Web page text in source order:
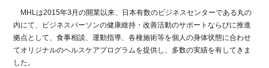
MHLは2015年3月の開業以来、日本有数のビジネスセンターである丸の
内にて、ビジネスパーソンの健康維持・改善活動のサポートならびに推進
拠点として、食事相談、運動指導、各種施術等を個人の身体状態に合わせ
てオリジナルのヘルスケアプログラムを提供し、多数の実績を有してきま
した。